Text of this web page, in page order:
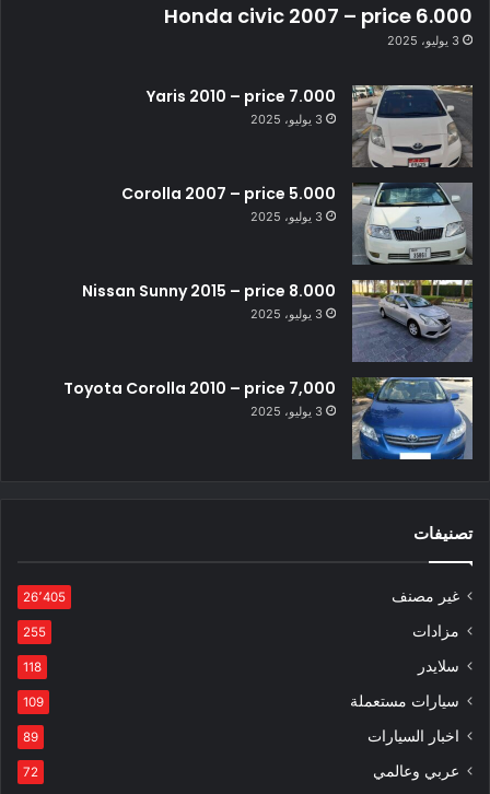
Honda civic 2007 – price 6.000
3 يوليو، 2025
Yaris 2010 – price 7.000
3 يوليو، 2025
Corolla 2007 – price 5.000
3 يوليو، 2025
Nissan Sunny 2015 – price 8.000
3 يوليو، 2025
Toyota Corolla 2010 – price 7,000
3 يوليو، 2025
تصنيفات
غير مصنف 26٬405
مزادات 255
سلايدر 118
سيارات مستعملة 109
اخبار السيارات 89
عربي وعالمي 72